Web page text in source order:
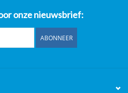
onze nieuwsbrief:
ABONNEER